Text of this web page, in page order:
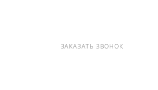
ЗАКАЗАТЬ ЗВОНОК